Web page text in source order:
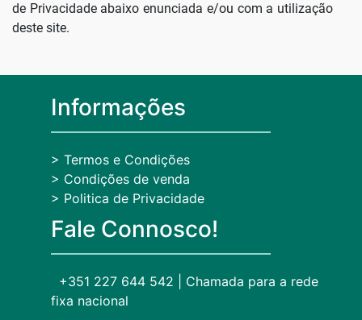
de Privacidade abaixo enunciada e/ou com a utilização
deste site.
Informações
> Termos e Condições
> Condições de venda
> Politica de Privacidade
Fale Connosco!
+351 227 644 542 | Chamada para a rede
fixa nacional